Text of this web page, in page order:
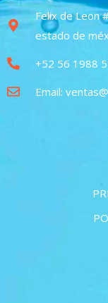
Felix de Leon
estado de
+52 56 1988
Email: